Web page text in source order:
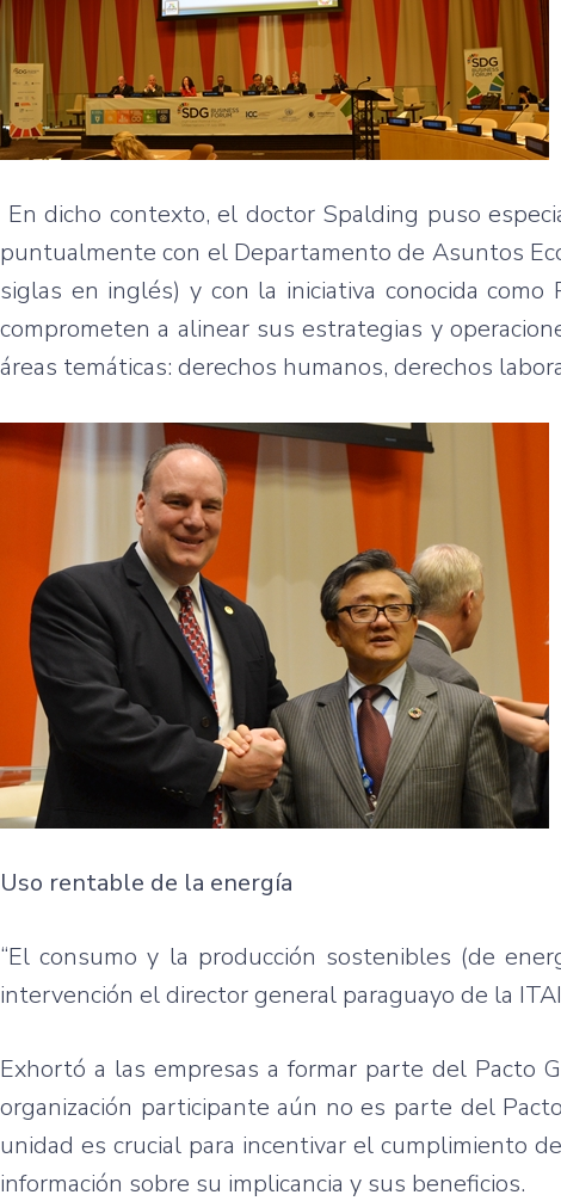
En dicho contexto, el doctor Spalding puso
puntualmente con el Departamento de Asuntos
siglas en inglés) y con la iniciativa conocida
comprometen a alinear sus estrategias y
áreas temáticas: derechos humanos, derechos
Uso rentable de la energía
“El consumo y la producción sostenibles (de
intervención el director general paraguayo de la
Exhortó a las empresas a formar parte del Pacto
organización participante aún no es parte del
unidad es crucial para incentivar el cumplimiento
información sobre su implicancia y sus beneficios.